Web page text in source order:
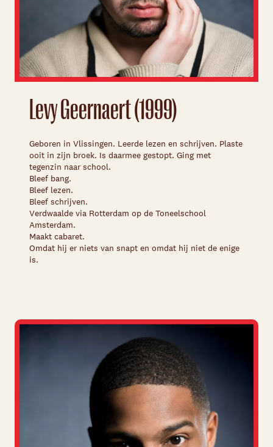
Levy Geernaert (1999)
Geboren in Vlissingen. Leerde lezen en schrijven. Plaste
ooit in zijn broek. Is daarmee gestopt. Ging met
tegenzin naar school.
Bleef bang.
Bleef lezen.
Bleef schrijven.
Verdwaalde via Rotterdam op de Toneelschool
Amsterdam.
Maakt cabaret.
Omdat hij er niets van snapt en omdat hij niet de enige
is.